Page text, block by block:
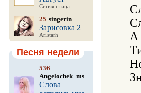
Синяя птица
25 singerin
Зарисовка 2
Aristarh
Песня недели
536
Angelochek_ms
Слова